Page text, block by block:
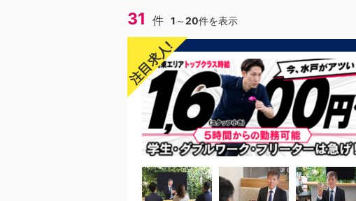
とにかくやる気だけは負けな
境を変えてチャレンジしたい
かくお給料をあげたい！など
経験がないからダメという事
く、自分の将来のビジョンの
したい！こうなりたい！と強
持ってる方にも平等にチャン
職場になっています。その為
からの応募も大歓迎です。今
先輩方は、異業種から転職し
が圧倒的に多いです。「ちょ
てる人物像と自分は違うかも…
う方もいると思います。です
考えてください。全てが当て
31 件 1 ～20件を表示
注目求人!